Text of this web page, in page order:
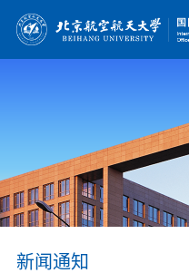
新闻通知